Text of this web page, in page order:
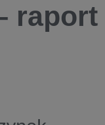
raport